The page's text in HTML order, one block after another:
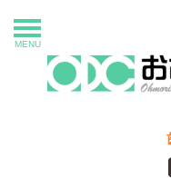
MENU